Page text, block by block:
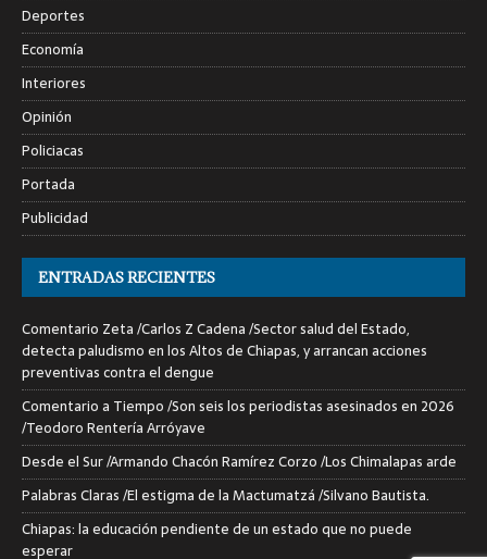
Deportes
Economía
Interiores
Opinión
Policiacas
Portada
Publicidad
ENTRADAS RECIENTES
Comentario Zeta /Carlos Z Cadena /Sector salud del Estado,
detecta paludismo en los Altos de Chiapas, y arrancan acciones
preventivas contra el dengue
Comentario a Tiempo /Son seis los periodistas asesinados en 2026
/Teodoro Rentería Arróyave
Desde el Sur /Armando Chacón Ramírez Corzo /Los Chimalapas arde
Palabras Claras /El estigma de la Mactumatzá /Silvano Bautista.
Chiapas: la educación pendiente de un estado que no puede
esperar